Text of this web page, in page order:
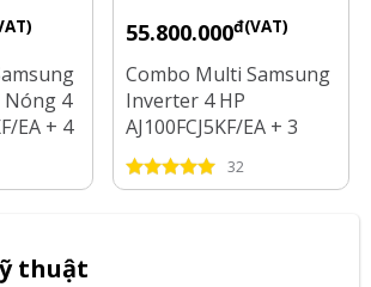
Nóng 4
EA + 4
2 HP
55.800.000đ(VAT)
Combo Multi Samsung
Inverter 4 HP
AJ100FCJ5KF/EA + 3
Dàn Lạnh 1 HP - 1.5 HP
- 2.5 HP
32
thuật